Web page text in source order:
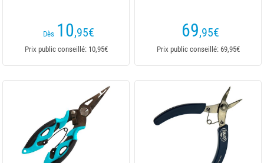
Dès 10,95€
Prix public conseillé: 10,95€
69,95€
Prix public conseillé: 69,95€